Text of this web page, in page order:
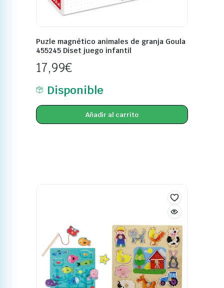
Puzle magnético animales de granja Goula
455245 Diset juego infantil
17,99€
Disponible
Añadir al carrito